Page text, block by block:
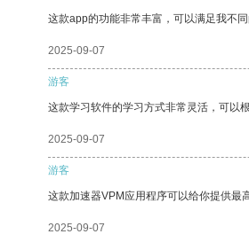
这款app的功能非常丰富，可以满足我不同
2025-09-07
游客
这款学习软件的学习方式非常灵活，可以
2025-09-07
游客
这款加速器VPM应用程序可以给你提供最
2025-09-07